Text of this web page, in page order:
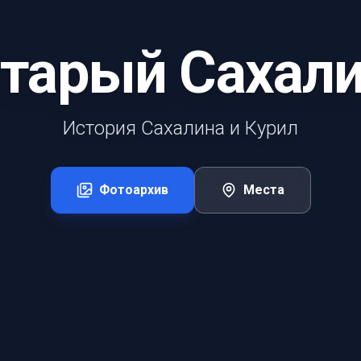
История Сахалина и Курил
Фотоархив Места